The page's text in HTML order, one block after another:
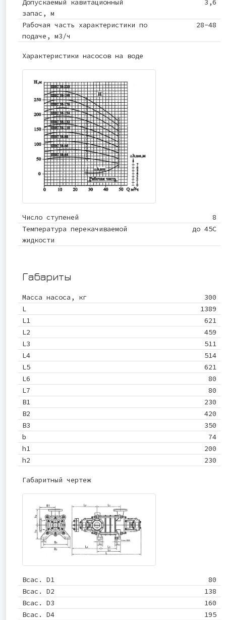
Допускаемый кавитационный
запас, м
3,6
Рабочая часть характеристики по
подаче, м3/ч
28-48
Характеристики насосов на воде
Число ступеней
8
Температура перекачиваемой
жидкости
до 45С
Габариты
Масса насоса, кг
300
L
1389
L1
621
L2
459
L3
511
L4
514
L5
621
L6
80
L7
80
B1
230
B2
420
B3
350
b
74
h1
200
h2
230
Габаритный чертеж
Всас. D1
80
Всас. D2
138
Всас. D3
160
Всас. D4
195